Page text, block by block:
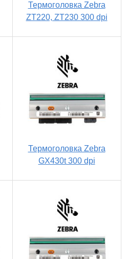
Термоголовка Zebra
ZT220, ZT230 300 dpi
Термоголовка Zebra
GX430t 300 dpi